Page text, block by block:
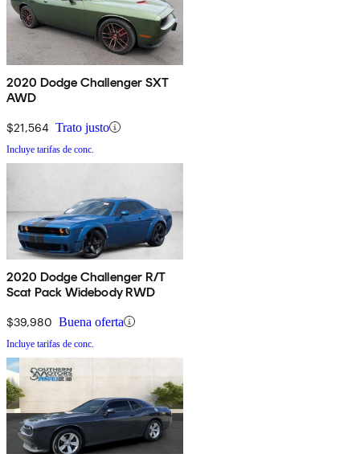
2020 Dodge Challenger SXT
AWD
$21,564 Trato justo
Incluye tarifas de conc.
2020 Dodge Challenger R/T
Scat Pack Widebody RWD
$39,980 Buena oferta
Incluye tarifas de conc.